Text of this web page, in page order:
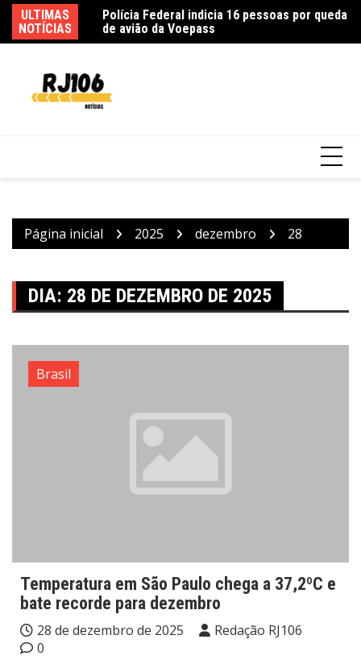
para
o
ULTIMAS
NOTÍCIAS
Polícia Federal indicia 16 pessoas por queda
de avião da Voepass
Página inicial 2025 dezembro 28
DIA: 28 DE DEZEMBRO DE 2025
Brasil
Temperatura em São Paulo chega a 37,2ºC e
bate recorde para dezembro
28 de dezembro de 2025
Redação RJ106
0